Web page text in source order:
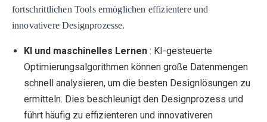
fortschrittlichen Tools ermöglichen effizientere und
innovativere Designprozesse.
KI und maschinelles Lernen : KI-gesteuerte
Optimierungsalgorithmen können große Datenmengen
schnell analysieren, um die besten Designlösungen zu
ermitteln. Dies beschleunigt den Designprozess und
führt häufig zu effizienteren und innovativeren